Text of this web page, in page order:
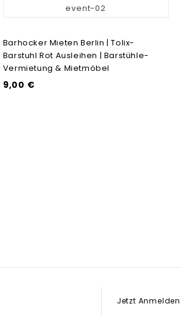
Barhocker Mieten Berlin | Tolix-
Barstuhl Rot Ausleihen | Barstühle-
Vermietung & Mietmöbel
9,00 €
Jetzt Anmelden